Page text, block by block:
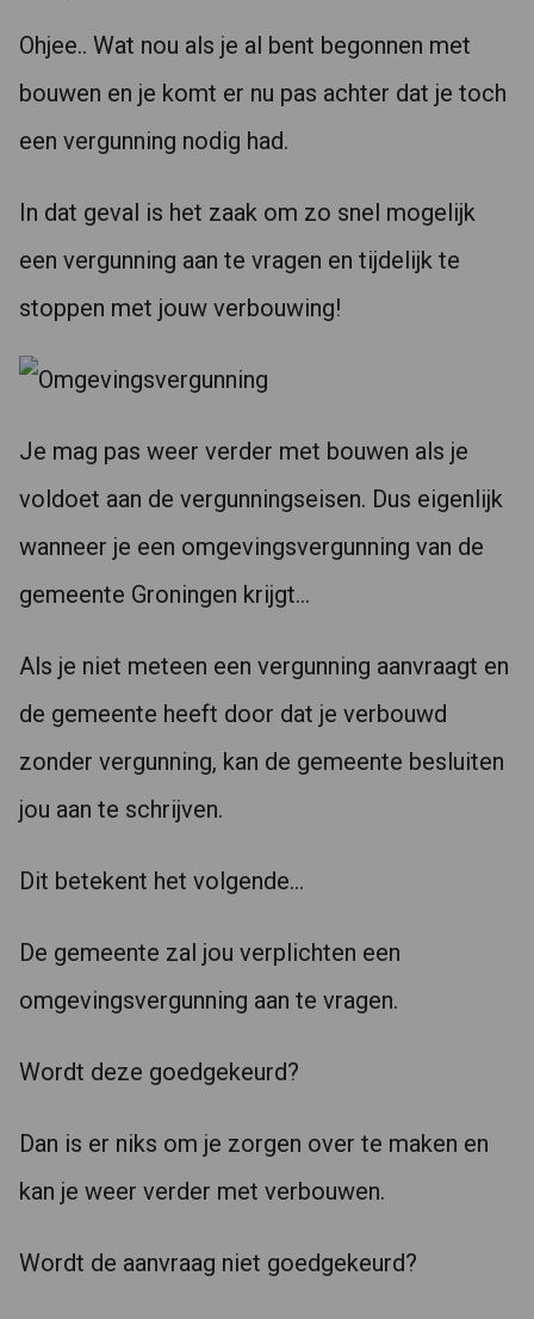
Ohjee.. Wat nou als je al bent begonnen met
bouwen en je komt er nu pas achter dat je toch
een vergunning nodig had.
In dat geval is het zaak om zo snel mogelijk
een vergunning aan te vragen en tijdelijk te
stoppen met jouw verbouwing!
Je mag pas weer verder met bouwen als je
voldoet aan de vergunningseisen. Dus eigenlijk
wanneer je een omgevingsvergunning van de
gemeente Groningen krijgt…
Als je niet meteen een vergunning aanvraagt en
de gemeente heeft door dat je verbouwd
zonder vergunning, kan de gemeente besluiten
jou aan te schrijven.
Dit betekent het volgende…
De gemeente zal jou verplichten een
omgevingsvergunning aan te vragen.
Wordt deze goedgekeurd?
Dan is er niks om je zorgen over te maken en
kan je weer verder met verbouwen.
Wordt de aanvraag niet goedgekeurd?